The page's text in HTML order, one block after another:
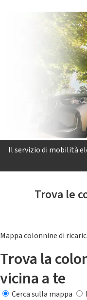
Il servizio di mobilità
Trova le
Mappa colonnine di
Trova la
vicina a te
Cerca sulla mappa